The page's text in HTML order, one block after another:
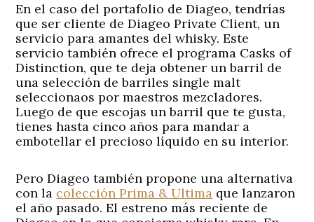
En el caso del portafolio de Diageo, tendrías
que ser cliente de Diageo Private Client, un
servicio para amantes del whisky. Este
servicio también ofrece el programa Casks of
Distinction, que te deja obtener un barril de
una selección de barriles single malt
seleccionaos por maestros mezcladores.
Luego de que escojas un barril que te gusta,
tienes hasta cinco años para mandar a
embotellar el precioso líquido en su interior.
Pero Diageo también propone una alternativa
con la colección Prima & Ultima que lanzaron
el año pasado. El estreno más reciente de